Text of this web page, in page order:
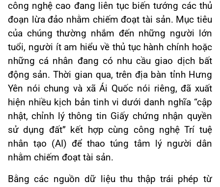
công nghệ cao đang liên tục biến tướng các thủ
đoạn lừa đảo nhằm chiếm đoạt tài sản. Mục tiêu
của chúng thường nhắm đến những người lớn
tuổi, người ít am hiểu về thủ tục hành chính hoặc
những cá nhân đang có nhu cầu giao dịch bất
động sản. Thời gian qua, trên địa bàn tỉnh Hưng
Yên nói chung và xã Ái Quốc nói riêng, đã xuất
hiện nhiều kịch bản tinh vi dưới danh nghĩa “cập
nhật, chỉnh lý thông tin Giấy chứng nhận quyền
sử dụng đất” kết hợp cùng công nghệ Trí tuệ
nhân tạo (AI) để thao túng tâm lý người dân
nhằm chiếm đoạt tài sản.
Bằng các nguồn dữ liệu thu thập trái phép từ